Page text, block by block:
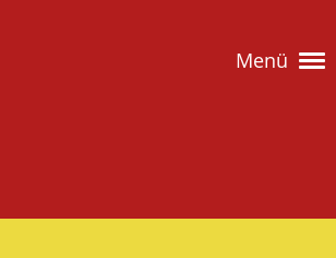
Menü